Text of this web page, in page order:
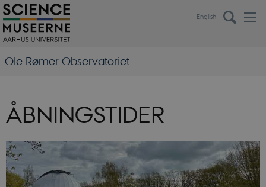
English
Ole Rømer Observatoriet
ÅBNINGSTIDER